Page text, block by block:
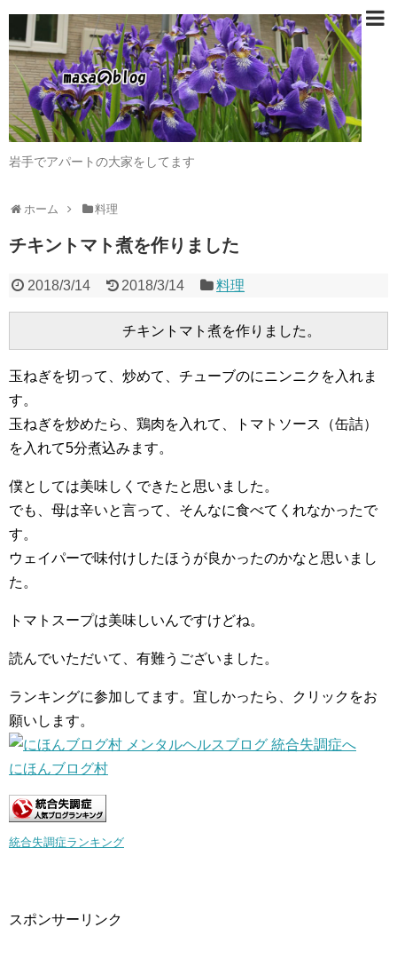
岩手でアパートの大家をしてます
ホーム 料理
チキントマト煮を作りました
2018/3/14 2018/3/14 料理
玉ねぎを切って、炒めて、チューブのにニンニクを入れま
す。
玉ねぎを炒めたら、鶏肉を入れて、トマトソース（缶詰）
を入れて5分煮込みます。
僕としては美味しくできたと思いました。
でも、母は辛いと言って、そんなに食べてくれなかったで
す。
ウェイパーで味付けしたほうが良かったのかなと思いまし
た。
トマトスープは美味しいんですけどね。
読んでいただいて、有難うございました。
ランキングに参加してます。宜しかったら、クリックをお
願いします。
にほんブログ村
統合失調症ランキング
スポンサーリンク